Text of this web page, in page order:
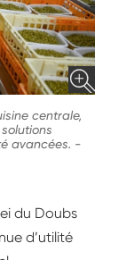
centrale,
avancées. -
du Doubs
d’utilité